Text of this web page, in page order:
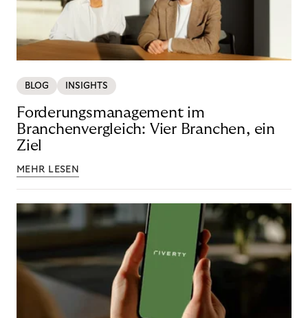
BLOG INSIGHTS
Forderungsmanagement im
Branchenvergleich: Vier Branchen, ein
Ziel
MEHR LESEN